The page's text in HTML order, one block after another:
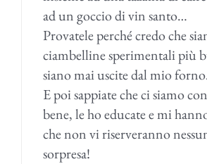
ad un goccio di vin santo…
Provatele perché credo che
ciambelline sperimentali più
siano mai uscite dal mio
E poi sappiate che ci siamo
bene, le ho educate e mi
che non vi riserveranno
sorpresa!